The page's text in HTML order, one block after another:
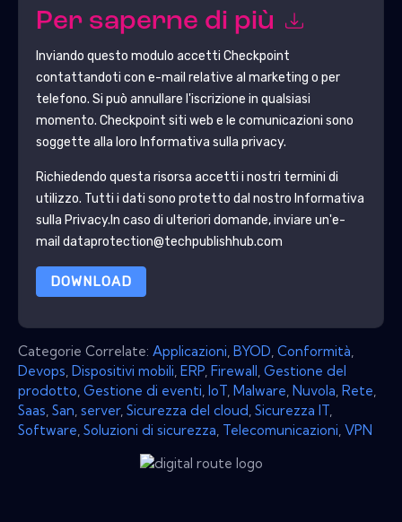
Per saperne di più
Inviando questo modulo accetti Checkpoint
contattandoti con e-mail relative al marketing o per
telefono. Si può annullare l'iscrizione in qualsiasi
momento. Checkpoint siti web e le comunicazioni sono
soggette alla loro Informativa sulla privacy.
Richiedendo questa risorsa accetti i nostri termini di
utilizzo. Tutti i dati sono protetto dal nostro Informativa
sulla Privacy.In caso di ulteriori domande, inviare un'e-
mail dataprotection@techpublishhub.com
DOWNLOAD
Categorie Correlate: Applicazioni BYOD Conformità
Devops Dispositivi mobili ERP Firewall Gestione del
prodotto Gestione di eventi IoT Malware Nuvola Rete
Saas San server, Sicurezza del cloud Sicurezza IT
Software Soluzioni di sicurezza Telecomunicazioni VPN